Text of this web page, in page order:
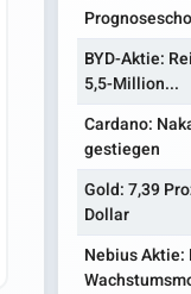
BYD-Aktie:
5,5-Million...
Cardano:
gestiegen
Gold: 7,39
Dollar
Nebius Aktie: